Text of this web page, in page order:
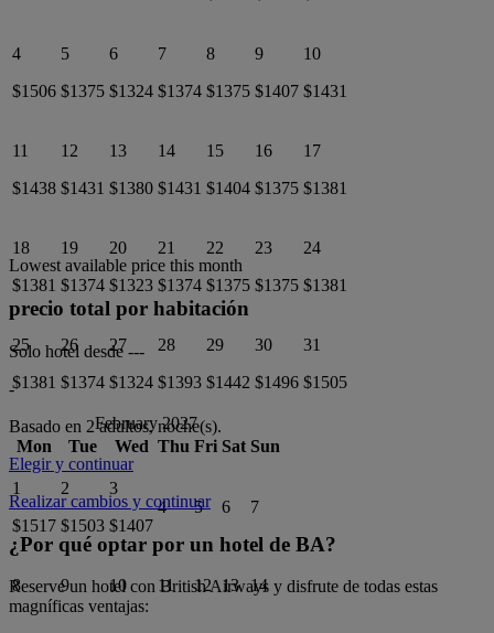
4
$1506
5
$1375
6
$1324
7
$1374
8
$1375
9
$1407
10
$1431
11
$1438
12
$1431
13
$1380
14
$1431
15
$1404
16
$1375
17
$1381
18
$1381
19
$1374
20
$1323
21
$1374
22
$1375
23
$1375
24
$1381
25
$1381
26
$1374
27
$1324
28
$1393
29
$1442
30
$1496
31
$1505
February 2027
Mon
Tue Wed Thu Fri Sat Sun
1
$1517
2
$1503
3
$1407
4 5 6 7
8 9 10 11 12 13 14
Lowest available price this month
precio total por habitación
Solo hotel desde ---
-
Basado en 2 adultos,noche(s).
Elegir y continuar
Realizar cambios y continuar
¿Por qué optar por un hotel de BA?
Reserve un hotel con British Airways y disfrute de todas estas
magníficas ventajas: